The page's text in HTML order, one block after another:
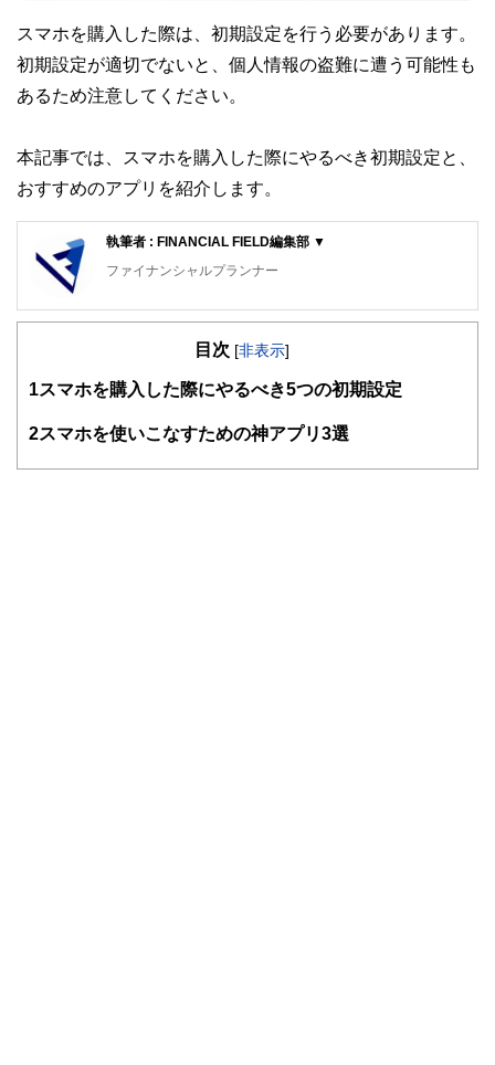
スマホを購入した際は、初期設定を行う必要があります。
初期設定が適切でないと、個人情報の盗難に遭う可能性も
あるため注意してください。
本記事では、スマホを購入した際にやるべき初期設定と、
おすすめのアプリを紹介します。
執筆者 : FINANCIAL FIELD編集部 ▼
ファイナンシャルプランナー
FinancialField編集部は、金融、経済に関する記事を、日々
知識がない方でも理解できるようわかりやすく発信していま
得者を中心に「お金や暮らし」に関する書籍・雑誌の編集経
験者で構成され、企画立案から記事掲載まですべての工程に
目次 [非表示]
1 スマホを購入した際にやるべき5つの初期設定
2スマホを使いこなすための神アプリ3選